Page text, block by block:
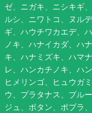
ゼ、ニガキ、ニシキギ
ルシ、ニワトコ、ヌル
ギ、ハウチワカエデ、
ノキ、ハナイカダ、ハ
キ、ハナミズキ、ハマ
レ、ハンカチノキ、ハ
ヒメリンゴ、ヒュウガ
ウ、プラタナス、ブル
ジュ、ボタン、ポプラ